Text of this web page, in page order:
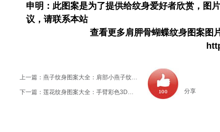
申明：此图案是为了提供给纹身爱好者欣赏，图
议，请联系本站
查看更多肩胛骨蝴蝶纹身图案图
上一篇： 燕子纹身图案大全：肩部小燕子纹身图案纹身图片
下一篇： 莲花纹身图案大全：手臂彩色3D莲花纹身图案纹身图片 分享